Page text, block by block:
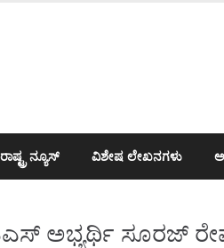
ರಾಷ್ಟ್ರ ನ್ಯೂಸ್ ವಿಶೇಷ ಲೇಖನಗಳು
ಅಭ್ಯರ್ಥಿ ಸೂರಜ್